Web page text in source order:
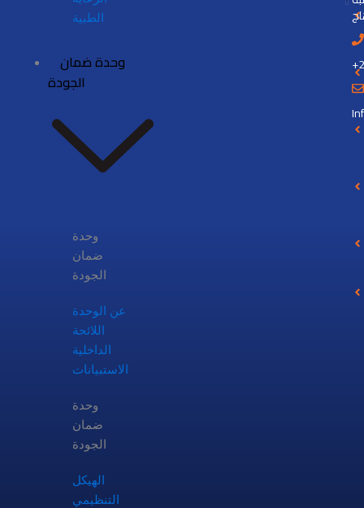
الطبية
وحدة ضمان
الجودة
وحدة
ضمان
الجودة
عن الوحدة
اللائحة
الداخلية
الاستبيانات
وحدة
ضمان
الجودة
الهيكل
التنظيمي